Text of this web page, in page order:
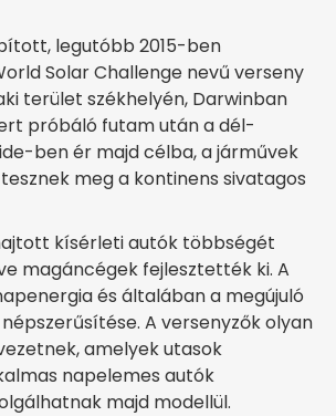
legutóbb 2015-ben
Solar Challenge nevű verseny
terület székhelyén, Darwinban
próbáló futam után a dél-
ben ér majd célba, a járművek
meg a kontinens sivatagos
kísérleti autók többségét
magáncégek fejlesztették ki. A
és általában a megújuló
A versenyzők olyan
amelyek utasok
napelemes autók
majd modellül.